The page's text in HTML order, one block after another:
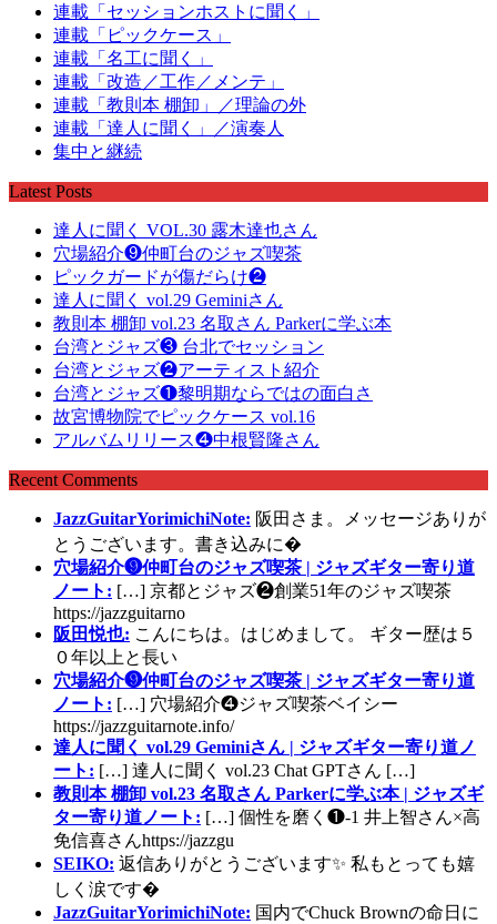
連載「セッションホストに聞く」
連載「ピックケース」
連載「名工に聞く」
連載「改造／工作／メンテ」
連載「教則本 棚卸」／理論の外
連載「達人に聞く」／演奏人
集中と継続
Latest Posts
達人に聞く VOL.30 露木達也さん
穴場紹介❾仲町台のジャズ喫茶
ピックガードが傷だらけ❷
達人に聞く vol.29 Geminiさん
教則本 棚卸 vol.23 名取さん Parkerに学ぶ本
台湾とジャズ❸ 台北でセッション
台湾とジャズ❷アーティスト紹介
台湾とジャズ❶黎明期ならではの面白さ
故宮博物院でピックケース vol.16
アルバムリリース❹中根賢隆さん
Recent Comments
JazzGuitarYorimichiNote: 阪田さま。メッセージありが
とうございます。書き込みに�
穴場紹介❾仲町台のジャズ喫茶 | ジャズギター寄り道
ノート: […] 京都とジャズ❷創業51年のジャズ喫茶
https://jazzguitarno
阪田悦也: こんにちは。はじめまして。 ギター歴は５
０年以上と長い
穴場紹介❾仲町台のジャズ喫茶 | ジャズギター寄り道
ノート: […] 穴場紹介❹ジャズ喫茶ベイシー
https://jazzguitarnote.info/
達人に聞く vol.29 Geminiさん | ジャズギター寄り道ノ
ート: […] 達人に聞く vol.23 Chat GPTさん […]
教則本 棚卸 vol.23 名取さん Parkerに学ぶ本 | ジャズギ
ター寄り道ノート: […] 個性を磨く❶-1 井上智さん×高
免信喜さんhttps://jazzgu
SEIKO: 返信ありがとうございます✨ 私もとっても嬉
しく涙です�
JazzGuitarYorimichiNote: 国内でChuck Brownの命日に